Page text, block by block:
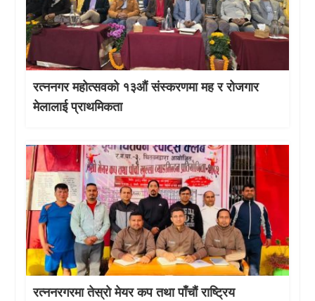
रत्ननगर महोत्सवको १३औं संस्करणमा मह र रोजगार
मेलालाई प्राथमिकता
रत्ननरगरमा तेस्राे मेयर कप तथा पाँचौं राष्ट्रिय